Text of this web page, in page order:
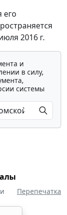
его
2016 г.
и
в силу,
системы
Перепечатка